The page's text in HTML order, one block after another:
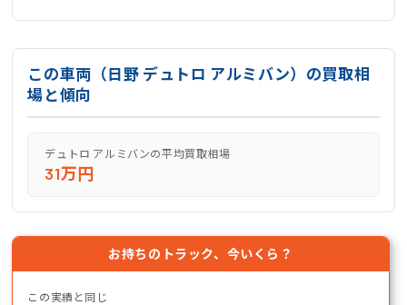
この車両（日野 デュトロ アルミバン）の買取相
場と傾向
デュトロ アルミバンの平均買取相場
31万円
お持ちのトラック、今いくら？
この実績と同じ